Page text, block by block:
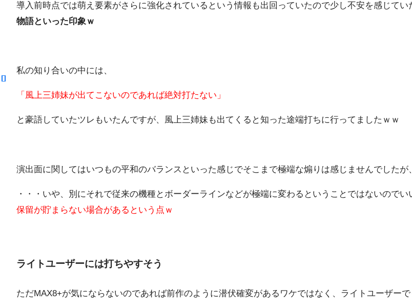
導入前時点では萌え要素がさらに強化されているという情報も出回っていたので少し不安を感じて
物語といった印象ｗ
私の知り合いの中には、
「風上三姉妹が出てこないのであれば絶対打たない」
と豪語していたツレもいたんですが、風上三姉妹も出てくると知った途端打ちに行ってましたｗｗ
演出面に関してはいつもの平和のバランスといった感じでそこまで極端な煽りは感じませんでしたが、
・・・いや、別にそれで従来の機種とボーダーラインなどが極端に変わるということではないので
保留が貯まらない場合があるという点ｗ
ライトユーザーには打ちやすそう
ただMAX8+が気にならないのであれば前作のように潜伏確変があるワケではなく、ライトユーザー